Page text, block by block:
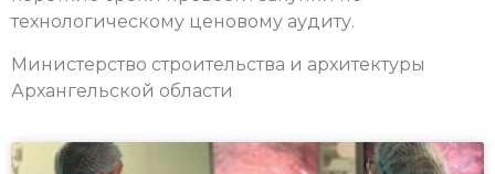
технологическому ценовому аудиту.
Министерство строительства и архитектуры
Архангельской области